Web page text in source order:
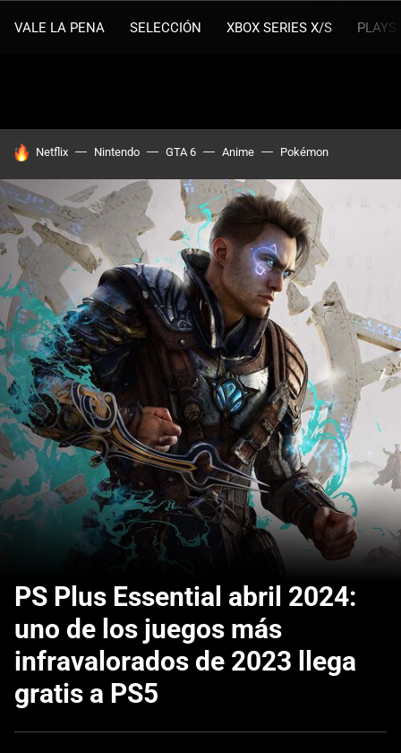
VALE LA PENA SELECCIÓN XBOX SERIES X/S
HOY SE HABLA DE
Netflix Nintendo GTA 6 Anime Pokémon
PS Plus Essential abril 2024:
uno de los juegos más
infravalorados de 2023 llega
gratis a PS5